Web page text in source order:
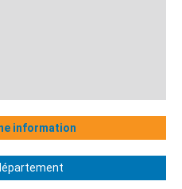
information